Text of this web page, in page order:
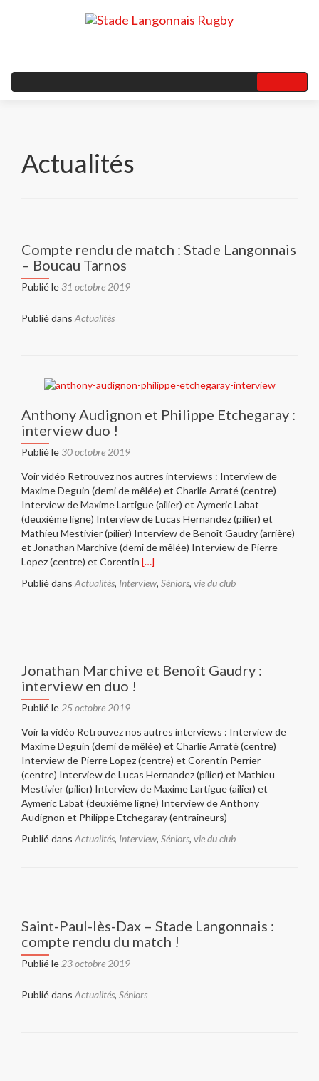
Actualités
Compte rendu de match : Stade Langonnais
– Boucau Tarnos
Publié le 31 octobre 2019
Publié dans Actualités
Anthony Audignon et Philippe Etchegaray :
interview duo !
Publié le 30 octobre 2019
Voir vidéo Retrouvez nos autres interviews : Interview de
Maxime Deguin (demi de mêlée) et Charlie Arraté (centre)
Interview de Maxime Lartigue (ailier) et Aymeric Labat
(deuxième ligne) Interview de Lucas Hernandez (pilier) et
Mathieu Mestivier (pilier) Interview de Benoît Gaudry (arrière)
et Jonathan Marchive (demi de mêlée) Interview de Pierre
Lopez (centre) et Corentin En
plus
:
[…]
Publié dans Actualités, Interview, Séniors, vie du club
Jonathan Marchive et Benoît Gaudry :
interview en duo !
Publié le25 octobre 2019
Voir la vidéo Retrouvez nos autres interviews : Interview de
Maxime Deguin (demi de mêlée) et Charlie Arraté (centre)
Interview de Pierre Lopez (centre) et Corentin Perrier
(centre) Interview de Lucas Hernandez (pilier) et Mathieu
Mestivier (pilier) Interview de Maxime Lartigue (ailier) et
Aymeric Labat (deuxième ligne) Interview de Anthony
Audignon et Philippe Etchegaray (entraîneurs)
Publié dans Actualités, Interview, Séniors, vie du club
Saint-Paul-lès-Dax – Stade Langonnais :
compte rendu du match !
Publié le23 octobre 2019
Publié dans Actualités, Séniors